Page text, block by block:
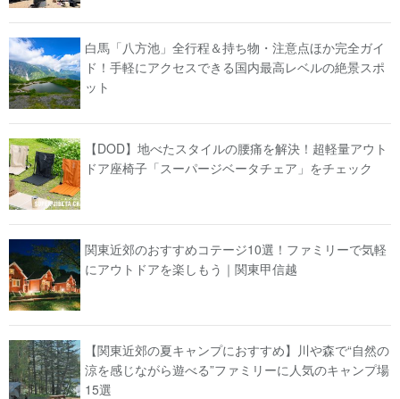
白馬「八方池」全行程＆持ち物・注意点ほか完全ガイ
ド！手軽にアクセスできる国内最高レベルの絶景スポ
ット
【DOD】地べたスタイルの腰痛を解決！超軽量アウト
ドア座椅子「スーパージベータチェア」をチェック
関東近郊のおすすめコテージ10選！ファミリーで気軽
にアウトドアを楽しもう｜関東甲信越
【関東近郊の夏キャンプにおすすめ】川や森で“自然の
涼を感じながら遊べる”ファミリーに人気のキャンプ場
15選